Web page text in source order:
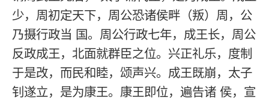
少，周初定天下，周公恐诸侯畔（叛）周，公
乃摄行政当 国。周公行政七年，成王长，周公
反政成王，北面就群臣之位。兴正礼乐，度制
于是改，而民和睦，颂声兴。成王既崩，太子
钊遂立，是为康王。康王即位，遍告诸 侯，宣